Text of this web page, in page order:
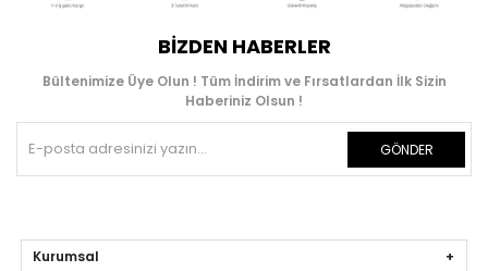
BIZDEN HABERLER
Bültenimize Üye Olun ! Tüm İndirim ve Fırsatlardan İlk Sizin
Haberiniz Olsun !
GÖNDER
Kurumsal